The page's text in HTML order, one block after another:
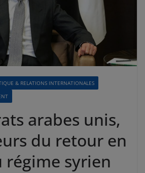
& RELATIONS INTERNATIONALES
arabes unis,
du retour en
régime syrien